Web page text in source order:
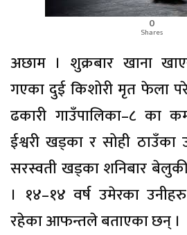
0
Shares
अछाम । शुक्रबार खाना
गएका दुई किशोरी मृत फेला
ढकारी गाउँपालिका–८ का
ईश्वरी खड्का र सोही
सरस्वती खड्का शनिबार
। १४–१४ वर्ष उमेरका
रहेका आफन्तले बताएका छन् ।